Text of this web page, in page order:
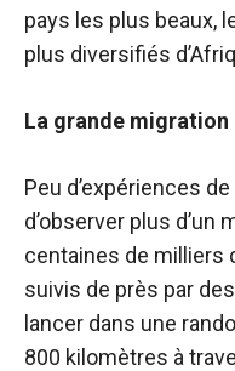
pays les plus beaux,
plus diversifiés
La grande migration
Peu d’expériences
d’observer plus d’un
centaines de milliers
suivis de près par
lancer dans une
800 kilomètres à